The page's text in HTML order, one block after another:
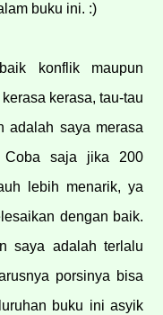
buku ini. :)
konflik maupun
kerasa, tau-tau
adalah saya merasa
Coba saja jika 200
lebih menarik, ya
dengan baik.
saya adalah terlalu
porsinya bisa
buku ini asyik